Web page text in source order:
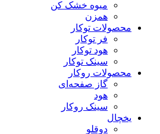
میوه خشک کن
همزن
محصولات توکار
فر توکار
هود توکار
سینک توکار
محصولات روکار
گاز صفحه‌ای
هود
سینک روکار
یخچال
دوقلو